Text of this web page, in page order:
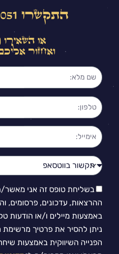
התקשרו 054-8949051⁩
או
ואחזור
בשליחת טופס זה אני
ההרצאות, עדכונים, פרסומים,
באמצעות מיילים ו/או הודעות
ניתן להסיר את פרטיך
הפנייה השיווקית באמצעות